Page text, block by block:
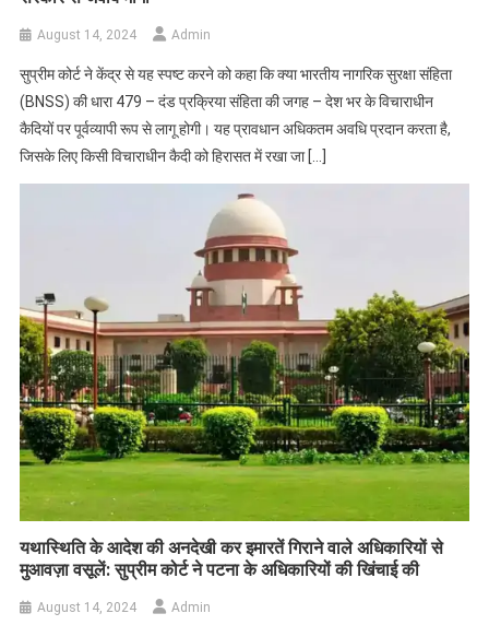
August 14, 2024 Admin
सुप्रीम कोर्ट ने केंद्र से यह स्पष्ट करने को कहा कि क्या भारतीय नागरिक सुरक्षा संहिता
(BNSS) की धारा 479 – दंड प्रक्रिया संहिता की जगह – देश भर के विचाराधीन
कैदियों पर पूर्वव्यापी रूप से लागू होगी। यह प्रावधान अधिकतम अवधि प्रदान करता है,
जिसके लिए किसी विचाराधीन कैदी को हिरासत में रखा जा […]
यथास्थिति के आदेश की अनदेखी कर इमारतें गिराने वाले अधिकारियों से
मुआवज़ा वसूलें: सुप्रीम कोर्ट ने पटना के अधिकारियों की खिंचाई की
August 14, 2024 Admin